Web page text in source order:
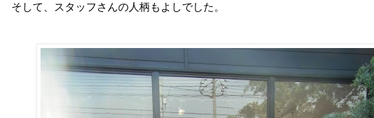
そして、スタッフさんの人柄もよしでした。